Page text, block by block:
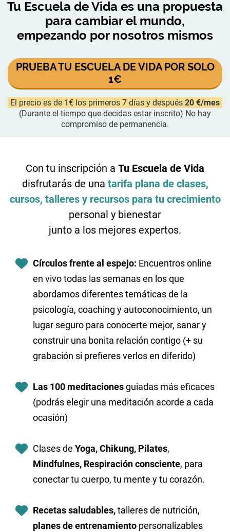
Tu Escuela de Vida es una propuesta
para cambiar el mundo,
empezando por nosotros mismos
PRUEBA TU ESCUELA DE VIDA POR SOLO
1€
El precio es de 1€ los primeros 7 días y después 20 €/mes
(Durante el tiempo que decidas estar inscrito) No hay
compromiso de permanencia.
Con tu inscripción a Tu Escuela de Vida
disfrutarás de una tarifa plana de clases,
cursos, talleres y recursos para tu crecimiento
personal y bienestar
junto a los mejores expertos.
Círculos frente al espejo: Encuentros online
en vivo todas las semanasen los que
abordamos diferentes temáticas de la
psicología, coaching y autoconocimiento, un
lugar seguro para conocerte mejor, sanar y
construir una bonita relación contigo (+ su
grabación si prefieres verlos en diferido)
Las 100 meditacionesguiadas más eficaces
(podrás elegir una meditación acorde a cada
ocasión)
Clases de Yoga, Chikung, Pilates,
Mindfulnes, Respiración consciente, para
conectar tu cuerpo, tu mente y tu corazón.
Recetas saludables,talleres de nutrición,
planes de entrenamiento personalizables